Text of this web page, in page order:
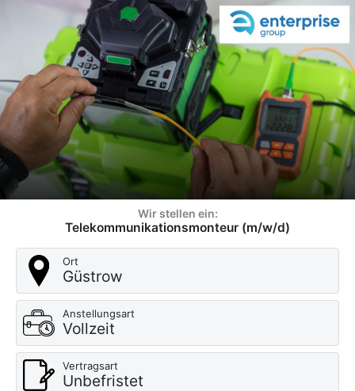
Wir stellen ein:
Telekommunikationsmonteur (m/w/d)
Ort
Güstrow
Anstellungsart
Vollzeit
Vertragsart
Unbefristet